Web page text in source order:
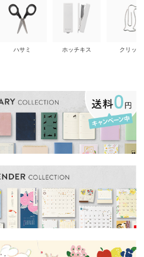
ハサミ ホッチキス クリップ